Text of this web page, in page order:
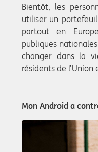
Bientôt, les
utiliser un
partout en
publiques
changer dans la
résidents de l’Union
Mon Android a